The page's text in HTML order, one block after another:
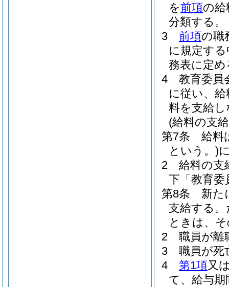
を前項の給
分類する。
3
前項の職
に規定す
務表に定
4
教育委員
に従い、
料を支給
(給料の支
第7条
給料
という。)
2
給料の支
下「教育委
第8条
新た
支給する。
ときは、
2
職員が離
3
職員が死
4
第1項又
て、給与